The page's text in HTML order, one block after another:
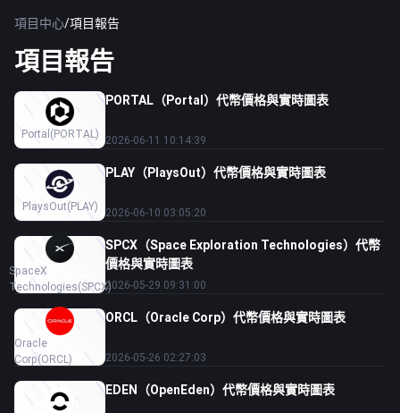
項目中心/項目報告
項目報告
Portal (PORTAL)
PORTAL（Portal）代幣價格與實時圖表
2026-06-11 10:14:39
PlaysOut(PLAY)
PLAY（PlaysOut）代幣價格與實時圖表
2026-06-10 03:05:20
SpaceX
Technologies(SPCX)
SPCX（Space Exploration Technologies）代幣
價格與實時圖表
2026-05-29 09:31:00
Oracle
Corp(ORCL)
ORCL（Oracle Corp）代幣價格與實時圖表
2026-05-26 02:27:03
EDEN（OpenEden）代幣價格與實時圖表